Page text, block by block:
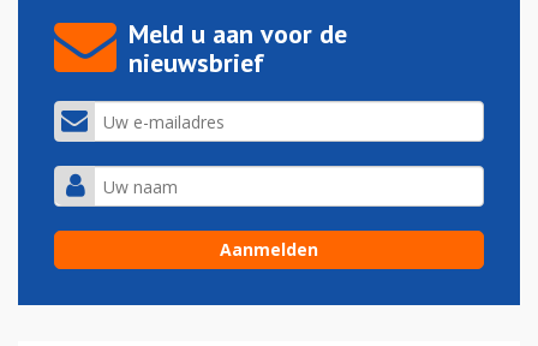
Meld u aan voor de
nieuwsbrief